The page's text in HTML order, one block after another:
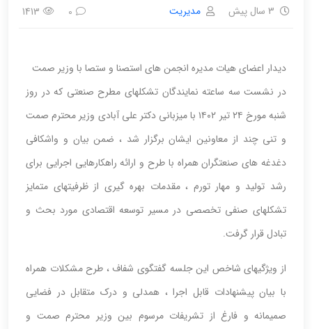
3 سال پیش مدیریت 0
1413
دیدار اعضای هیات مدیره انجمن های استصنا و ستصا با وزیر صمت
در نشست سه ساعته نمایندگان تشکلهای مطرح صنعتی که در روز
شنبه مورخ ۲۴ تیر ۱۴۰۲ با میزبانی دکتر علی آبادی وزیر محترم صمت
و تنی چند از معاونین ایشان برگزار شد ، ضمن بیان و واشکافی
دغدغه های صنعتگران همراه با طرح و ارائه راهکارهایی اجرایی برای
رشد تولید و مهار تورم ، مقدمات بهره گیری از ظرفیتهای متمایز
تشکلهای صنفی تخصصی در مسیر توسعه اقتصادی مورد بحث و
تبادل قرار گرفت.
از ویژگیهای شاخص این جلسه گفتگوی شفاف ، طرح مشکلات همراه
با بیان پیشنهادات قابل اجرا ، همدلی و درک متقابل در فضایی
صمیمانه و فارغ از تشریفات مرسوم بین وزیر محترم صمت و